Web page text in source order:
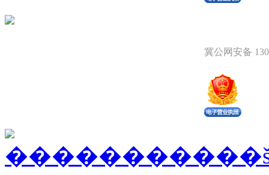
冀公网安备